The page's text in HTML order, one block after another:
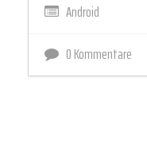
Android
0 Kommentare